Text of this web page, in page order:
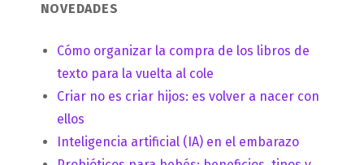
NOVEDADES
Cómo organizar la compra de los libros de
texto para la vuelta al cole
Criar no es criar hijos: es volver a nacer con
ellos
Inteligencia artificial (IA) en el embarazo